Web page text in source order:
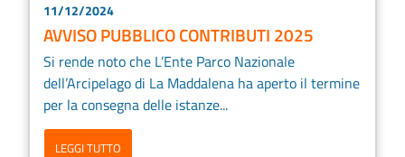
11/12/2024
AVVISO PUBBLICO CONTRIBUTI 2025
Si rende noto che L’Ente Parco Nazionale
dell’Arcipelago di La Maddalena ha aperto il termine
per la consegna delle istanze...
LEGGI TUTTO